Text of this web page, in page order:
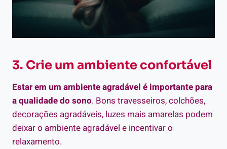
3. Crie um ambiente confortável
Estar em um ambiente agradável é importante para
a qualidade do sono. Bons travesseiros, colchões,
decorações agradáveis, luzes mais amarelas podem
deixar o ambiente agradável e incentivar o
relaxamento.